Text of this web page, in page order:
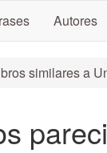
Autores
similares a